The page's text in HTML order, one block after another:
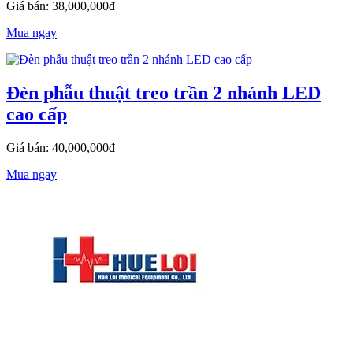
Giá bán: 38,000,000đ
Mua ngay
Đèn phẫu thuật treo trần 2 nhánh LED
cao cấp
Giá bán: 40,000,000đ
Mua ngay